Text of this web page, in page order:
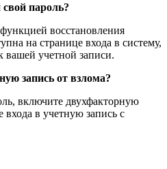
пароль?
восстановления
на странице входа в систему,
вашей учетной записи.
запись от взлома?
включите двухфакторную
входа в учетную запись с